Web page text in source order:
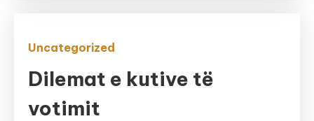
Uncategorized
Dilemat e kutive të
votimit